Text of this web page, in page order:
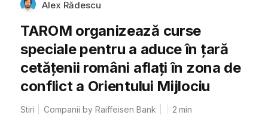
Alex Rădescu
TAROM organizează curse
speciale pentru a aduce în țară
cetățenii români aflați în zona de
conflict a Orientului Mijlociu
Stiri Companii by Raiffeisen Bank 2 min